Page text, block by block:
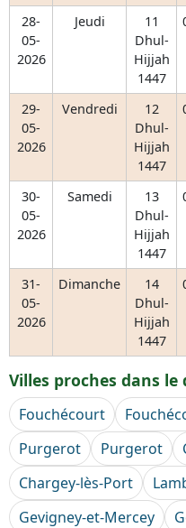
28-
05-
2026
Jeudi
11
Dhul-
Hijjah
1447
29-
05-
2026
Vendredi
12
Dhul-
Hijjah
1447
30-
05-
2026
Samedi
13
Dhul-
Hijjah
1447
31-
05-
2026
Dimanche
14
Dhul-
Hijjah
1447
Villes proches dans
Fouchécourt
Purgerot
Purgerot
Chargey-lès-Port
Gevigney-et-Mercey